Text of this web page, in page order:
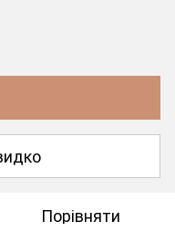
Порівняти